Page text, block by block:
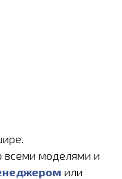
всеми моделями и
или